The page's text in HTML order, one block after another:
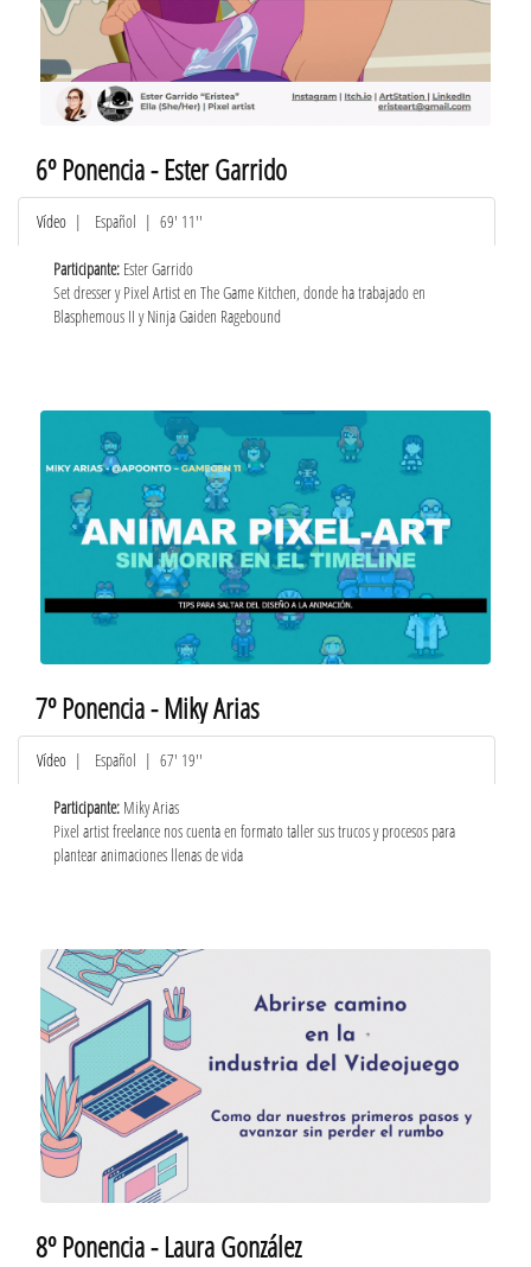
6º Ponencia - Ester Garrido
Vídeo | Español | 69' 11''
Participante: Ester Garrido
Set dresser y Pixel Artist en The Game Kitchen, donde ha trabajado en
Blasphemous II y Ninja Gaiden Ragebound
7º Ponencia - Miky Arias
Vídeo | Español | 67' 19''
Participante: Miky Arias
Pixel artist freelance nos cuenta en formato taller sus trucos y procesos para
plantear animaciones llenas de vida
8º Ponencia - Laura González